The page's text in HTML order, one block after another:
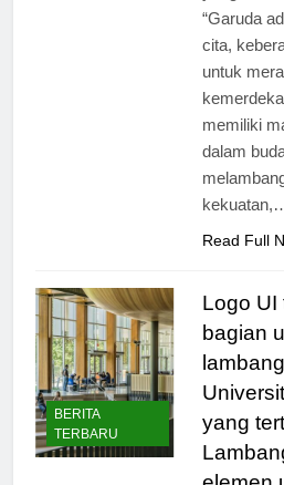
yang
“Garuda
cita,
untuk
memiliki
dalam
BERITA
TERBARU
Logo UI
bagian
yang